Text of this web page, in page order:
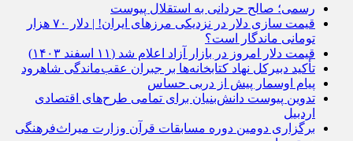
رسمی؛ صالح حردانی به استقلال پیوست
قیمت سازی دلار در نزدیکی مرزهای ایران! | دلار ۷۰ هزار
تومانی ماندگار است؟
قیمت دلار امروز در بازار آزاد اعلام شد (۱۱ اسفند ۱۴۰۳)
تأکید دبیرکل نهاد کتابخانه‌ها بر جبران عقب‌ماندگی شاهرود
پیام اوسمار پیش از دربی حساس
تدوین پیوست دانش‌بنیان برای تمامی طرح‌های اقتصادی
اردبیل
برگزاری دومین دوره مسابقات قرآن وزارت میراث‌فرهنگی